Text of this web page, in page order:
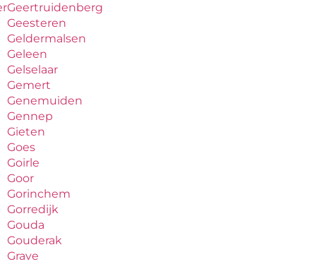
Geertruidenberg
Geesteren
Geldermalsen
Geleen
Gelselaar
Gemert
Genemuiden
Gennep
Gieten
Goes
Goirle
Goor
Gorinchem
Gorredijk
Gouda
Gouderak
Grave